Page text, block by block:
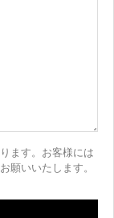
ます。お客様には
願いいたします。